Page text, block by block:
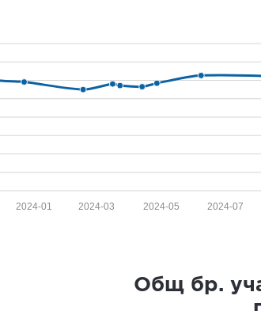
2024-07
2024-05
2024-03
2024-01
Общ бр.